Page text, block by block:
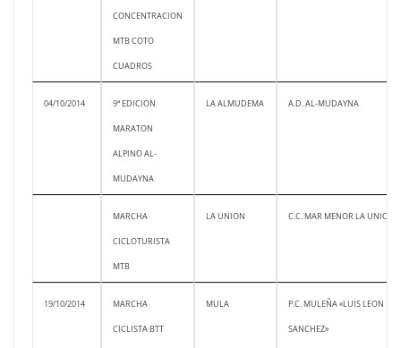
CONCENTRACION
MTB COTO
CUADROS
04/10/2014 9ª EDICION
MARATON
ALPINO AL-
MUDAYNA
LA ALMUDEMA A.D. AL-MUDAYNA
MARCHA
CICLOTURISTA
MTB
LA UNION C.C. MAR MENOR LA UNION
19/10/2014 MARCHA
CICLISTA BTT
MULA P.C. MULEÑA «LUIS LEON
SANCHEZ»